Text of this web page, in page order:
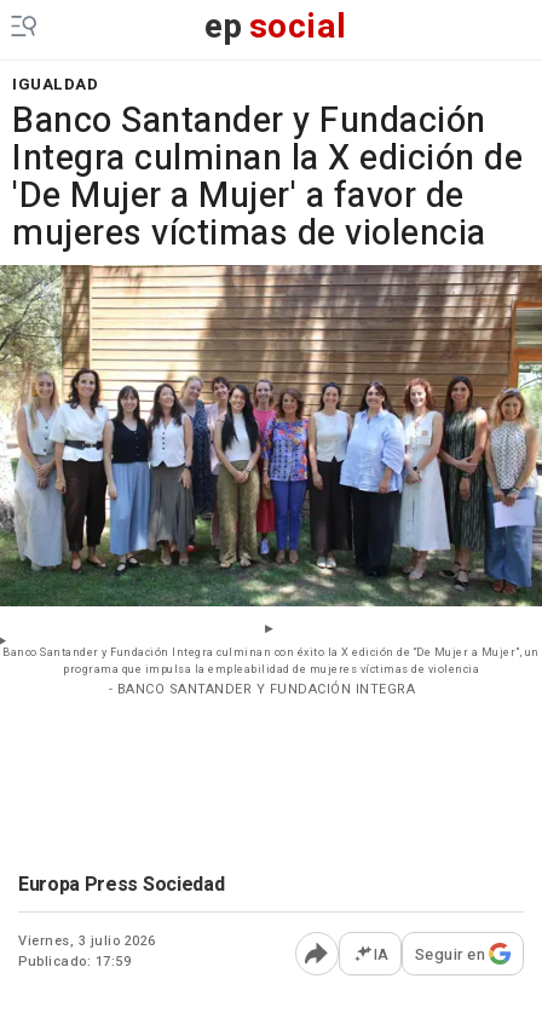
epsocial
IGUALDAD
Banco Santander y Fundación
Integra culminan la X edición de
'De Mujer a Mujer' a favor de
mujeres víctimas de violencia
Banco Santander y Fundación Integra culminan con éxito la X edición de “De Mujer a Mujer”, un
programa que impulsa la empleabilidad de mujeres víctimas de violencia
- BANCO SANTANDER Y FUNDACIÓN INTEGRA
Europa Press Sociedad
Viernes, 3 julio 2026
Publicado: 17:59
Abrir opciones para
IA Seguir en